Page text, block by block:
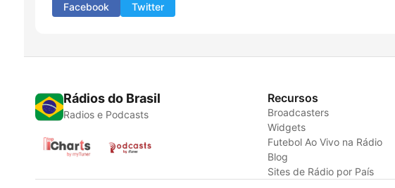
Facebook Twitter
Rádios do Brasil
Radios e Podcasts
Recursos
Broadcasters
Widgets
Futebol Ao Vivo na Rádio
Blog
Sites de Rádio por País